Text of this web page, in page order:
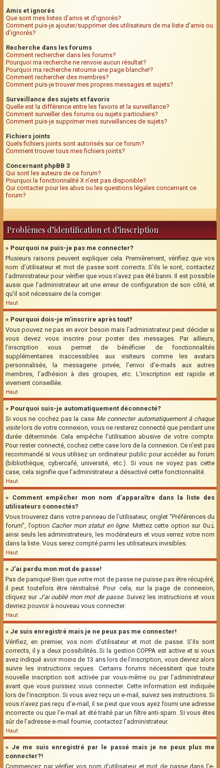
Amis et ignorés
Que sont mes listes d’amis et d’ignorés?
Comment puis-je ajouter/supprimer des utilisateurs de ma liste d’amis ou
d’ignorés?
Recherche dans les forums
Comment rechercher dans les forums?
Pourquoi ma recherche ne renvoie aucun résultat?
Pourquoi ma recherche retourne une page blanche!?
Comment rechercher des membres?
Comment puis-je trouver mes propres messages et sujets?
Surveillance des sujets et favoris
Quelle est la différence entre les favoris et la surveillance?
Comment surveiller des forums ou sujets particuliers?
Comment puis-je supprimer mes surveillances de sujets?
Fichiers joints
Quels fichiers joints sont autorisés sur ce forum?
Comment trouver tous mes fichiers joints?
Concernant phpBB 3
Qui sont les auteurs de ce forum?
Pourquoi la fonctionnalité X n’est pas disponible?
Qui contacter pour les abus ou les questions légales concernant ce
forum?
Problèmes d’identification et d’inscription
» Pourquoi ne puis-je pas me connecter?
Plusieurs raisons peuvent expliquer cela. Premièrement, vérifiez que vos
nom d’utilisateur et mot de passe sont corrects. S’ils le sont, contactez
l’administrateur pour vérifier que vous n’avez pas été banni. Il est possible
aussi que l’administrateur ait une erreur de configuration de son côté, et
qu’il soit nécessaire de la corriger.
Haut
» Pourquoi dois-je m’inscrire après tout?
Vous pouvez ne pas en avoir besoin mais l’administrateur peut décider si
vous devez vous inscrire pour poster des messages. Par ailleurs,
l’inscription vous permet de bénéficier de fonctionnalités
supplémentaires inaccessibles aux visiteurs comme les avatars
personnalisés, la messagerie privée, l’envoi d’e-mails aux autres
membres, l’adhésion à des groupes, etc. L’inscription est rapide et
vivement conseillée.
Haut
» Pourquoi suis-je automatiquement déconnecté?
Si vous ne cochez pas la case Me connecter automatiquement à chaque
visitelors de votre connexion, vous ne resterez connecté que pendant une
durée déterminée. Cela empêche l’utilisation abusive de votre compte.
Pour rester connecté, cochez cette case lors de la connexion. Ce n’est pas
recommandé si vous utilisez un ordinateur public pour accéder au forum
(bibliothèque, cybercafé, université, etc.). Si vous ne voyez pas cette
case, cela signifie que l’administrateur a désactivé cette fonctionnalité.
Haut
» Comment empêcher mon nom d’apparaître dans la liste des
utilisateurs connectés?
Vous trouverez dans votre panneau de l’utilisateur, onglet “Préférences du
forum”, l’option Cacher mon statut en ligne. Mettez cette option surOui
ainsi seuls les administrateurs, les modérateurs et vous verrez votre nom
dans la liste. Vous serez compté parmi les utilisateurs invisibles.
Haut
» J’ai perdu mon mot de passe!
Pas de panique! Bien que votre mot de passe ne puisse pas être récupéré,
il peut toutefois être réinitialisé. Pour cela, sur la page de connexion,
cliquez sur J’ai oublié mon mot de passe. Suivez les instructions et vous
devriez pouvoir à nouveau vous connecter.
Haut
» Je suis enregistré mais je ne peux pas me connecter!
Vérifiez, en premier, vos nom d’utilisateur et mot de passe. S’ils sont
corrects, il y a deux possibilités. Si la gestion COPPA est active et si vous
avez indiqué avoir moins de 13 ans lors de l’inscription, vous devrez alors
suivre les instructions reçues. Certains forums nécessitent que toute
nouvelle inscription soit activée par vous-même ou par l’administrateur
avant que vous puissiez vous connecter. Cette information est indiquée
lors de l’inscription. Si vous avez reçu un e-mail, suivez ses instructions. Si
vous n’avez pas reçu d’e-mail, il se peut que vous ayez fourni une adresse
incorrecte ou que l’e-mail ait été traité par un filtre anti-spam. Si vous êtes
sûr de l’adresse e-mail fournie, contactez l’administrateur.
Haut
» Je me suis enregistré par le passé mais je ne peux plus me
connecter?!
Commencez par vérifier vos nom d’utilisateur et mot de passe dans l’e-